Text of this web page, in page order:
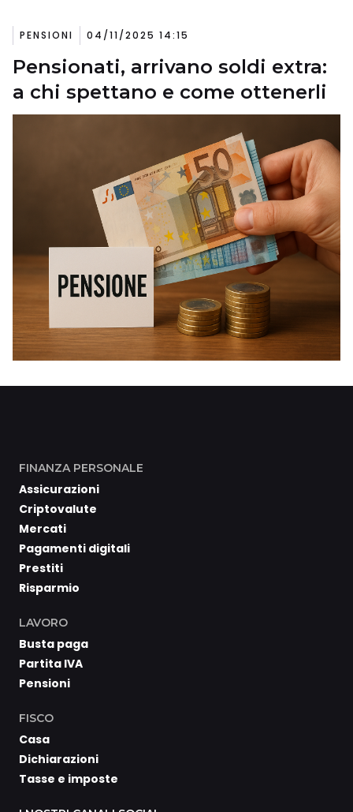
PENSIONI 04/11/2025 14:15
Pensionati, arrivano soldi extra:
a chi spettano e come ottenerli
FINANZA PERSONALE
Assicurazioni
Criptovalute
Mercati
Pagamenti digitali
Prestiti
Risparmio
LAVORO
Busta paga
Partita IVA
Pensioni
FISCO
Casa
Dichiarazioni
Tasse e imposte